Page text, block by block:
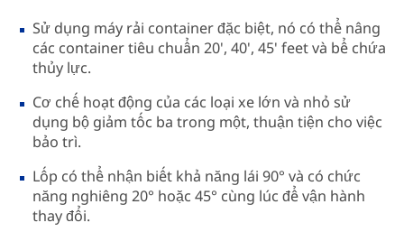
Sử dụng máy rải container đặc biệt, nó có thể nâng
các container tiêu chuẩn 20', 40', 45' feet và bể chứa
thủy lực.
Cơ chế hoạt động của các loại xe lớn và nhỏ sử
dụng bộ giảm tốc ba trong một, thuận tiện cho việc
bảo trì.
Lốp có thể nhận biết khả năng lái 90° và có chức
năng nghiêng 20° hoặc 45° cùng lúc để vận hành
thay đổi.